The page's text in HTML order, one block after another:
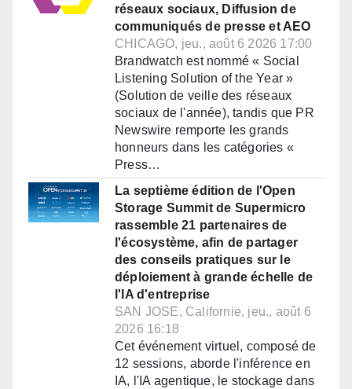
réseaux sociaux, Diffusion de
communiqués de presse et AEO
CHICAGO, jeu., août 6 2026 17:00
Brandwatch est nommé « Social
Listening Solution of the Year »
(Solution de veille des réseaux
sociaux de l'année), tandis que PR
Newswire remporte les grands
honneurs dans les catégories «
Press…
La septième édition de l'Open
Storage Summit de Supermicro
rassemble 21 partenaires de
l'écosystème, afin de partager
des conseils pratiques sur le
déploiement à grande échelle de
l'IA d'entreprise
SAN JOSE, Californie, jeu., août 6
2026 16:18
Cet événement virtuel, composé de
12 sessions, aborde l'inférence en
IA, l'IA agentique, le stockage dans